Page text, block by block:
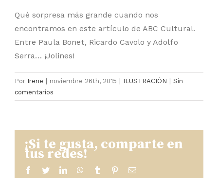
Qué sorpresa más grande cuando nos
encontramos en este artículo de ABC Cultural.
Entre Paula Bonet, Ricardo Cavolo y Adolfo
Serra… ¡Jolines!
Por Irene | noviembre 26th, 2015 | ILUSTRACIÓN | Sin
comentarios
¡Si te gusta, comparte en
tus redes!
facebook
twitterlinkedinwhatsapptumblr pinterestCorreo